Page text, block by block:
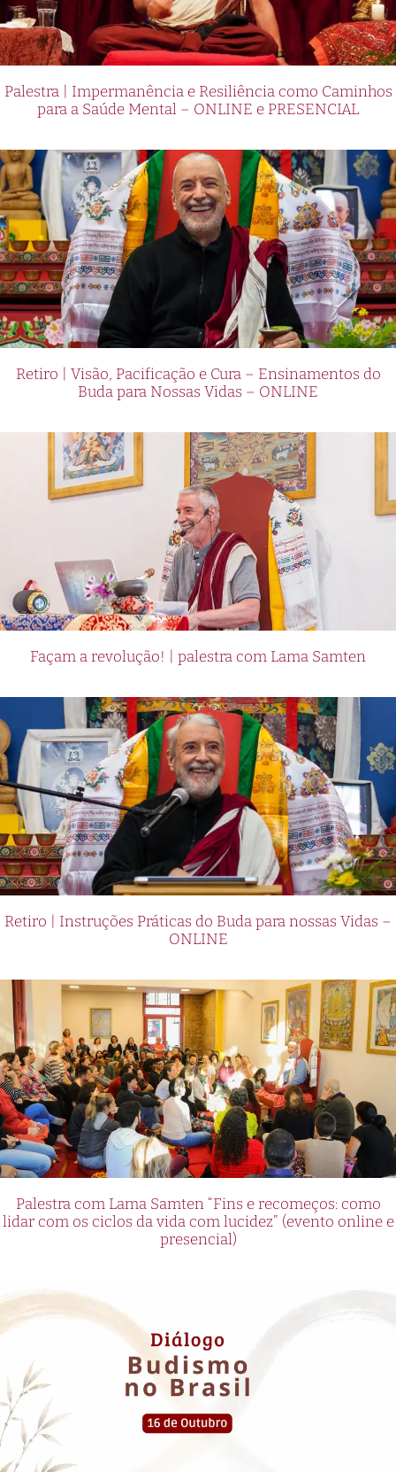
Palestra | Impermanência e Resiliência como Caminhos
para a Saúde Mental – ONLINE e PRESENCIAL
Retiro | Visão, Pacificação e Cura – Ensinamentos do
Buda para Nossas Vidas – ONLINE
Façam a revolução! | palestra com Lama Samten
Retiro | Instruções Práticas do Buda para nossas Vidas –
ONLINE
Palestra com Lama Samten “Fins e recomeços: como
lidar com os ciclos da vida com lucidez” (evento online e
presencial)